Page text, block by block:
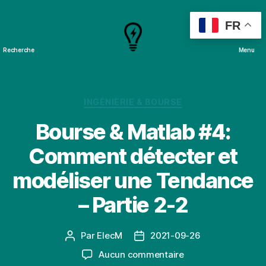
Recherche Menu
Bourse & Matlab #4:
Comment détecter et
modéliser une Tendance
– Partie 2-2
Auteur
l’article
Par ElecM
Date2021-09-26
Aucun commentairesur
FR